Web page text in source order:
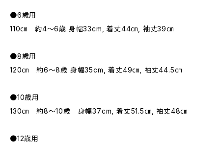
●6歳用
110㎝ 約4～6歳 身幅33cm, 着丈44㎝, 袖丈39㎝
●8歳用
120㎝ 約6～8歳 身幅35cm, 着丈49㎝, 袖丈44.5㎝
●10歳用
130㎝ 約8～10歳 身幅37cm, 着丈51.5㎝, 袖丈48㎝
●12歳用